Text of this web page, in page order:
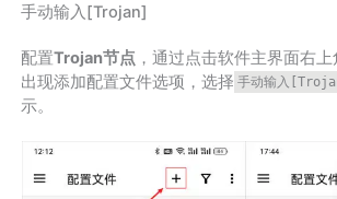
手动输入[Trojan]
配置Trojan节点 ，通过点击软件主界面右
出现添加配置文件选项，选择 手动输入
示。